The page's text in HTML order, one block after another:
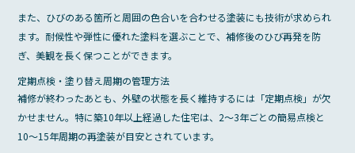
また、ひびのある箇所と周囲の色合いを合わせる塗装にも技術が求められ
ます。耐候性や弾性に優れた塗料を選ぶことで、補修後のひび再発を防
ぎ、美観を長く保つことができます。
定期点検・塗り替え周期の管理方法
補修が終わったあとも、外壁の状態を長く維持するには「定期点検」が欠
かせません。特に築10年以上経過した住宅は、2〜3年ごとの簡易点検と
10〜15年周期の再塗装が目安とされています。